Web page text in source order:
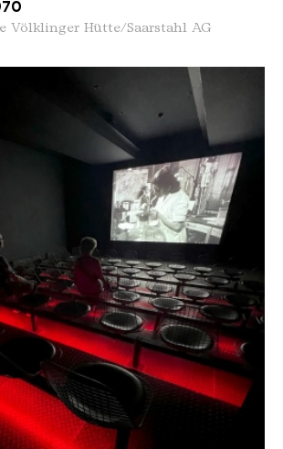
Völklinger Hütte/Saarstahl AG